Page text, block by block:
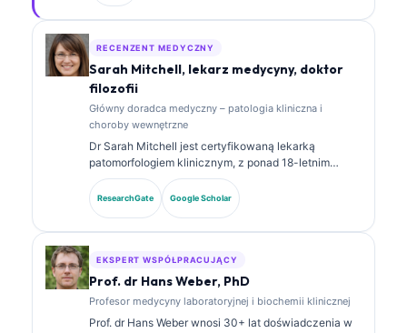
prace dotyczące interpretacji biomarkerów i
diagnostyki laboratoryjnej w obszarze medycyny
RECENZENT MEDYCZNY
Sarah Mitchell, lekarz medycyny, doktor
filozofii
Główny doradca medyczny – patologia kliniczna i
choroby wewnętrzne
Dr Sarah Mitchell jest certyfikowaną lekarką
patomorfologiem klinicznym, z ponad 18-letnim
doświadczeniem w medycynie laboratoryjnej i
analizie diagnostycznej. Posiada specjalistyczne
certyfikaty z chemii klinicznej i opublikowała
ResearchGate Google Scholar
EKSPERT WSPÓŁPRACUJĄCY
Prof. dr Hans Weber, PhD
Profesor medycyny laboratoryjnej i biochemii klinicznej
Prof. dr Hans Weber wnosi 30+ lat doświadczenia w